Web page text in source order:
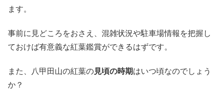
ます。
事前に見どころをおさえ、混雑状況や駐車場情報を把握し
ておけば有意義な紅葉鑑賞ができるはずです。
また、八甲田山の紅葉の見頃の時期はいつ頃なのでしょう
か？